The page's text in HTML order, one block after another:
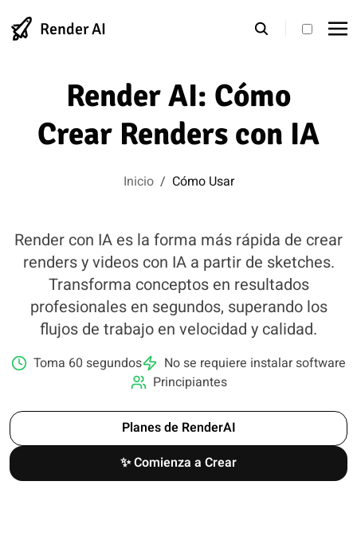
Render AI theme
Render AI: Cómo
Crear Renders con IA
Inicio / Cómo Usar
Render con IA es la forma más rápida de crear
renders y videos con IA a partir de sketches.
Transforma conceptos en resultados
profesionales en segundos, superando los
flujos de trabajo en velocidad y calidad.
Toma 60 segundos
No se requiere instalar software
Principiantes
Planes de RenderAI
✨ Comienza a Crear